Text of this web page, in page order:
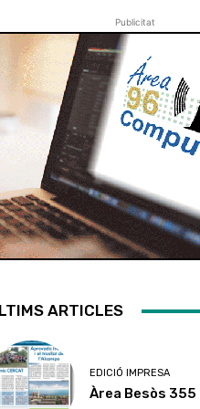
Publicitat
ARTICLES
EDICIÓ IMPRESA
Àrea Besòs